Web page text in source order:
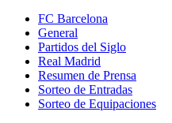
FC Barcelona
General
Partidos del Siglo
Real Madrid
Resumen de Prensa
Sorteo de Entradas
Sorteo de Equipaciones